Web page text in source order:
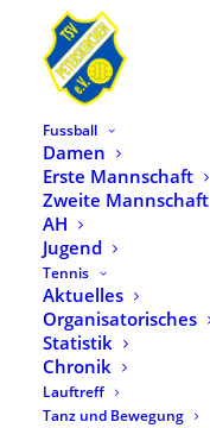
Fussball
Damen
Erste Mannschaft
Zweite Mannschaft
AH
Jugend
Tennis
Aktuelles
Organisatorisches
Statistik
Chronik
Lauftreff
Tanz und Bewegung